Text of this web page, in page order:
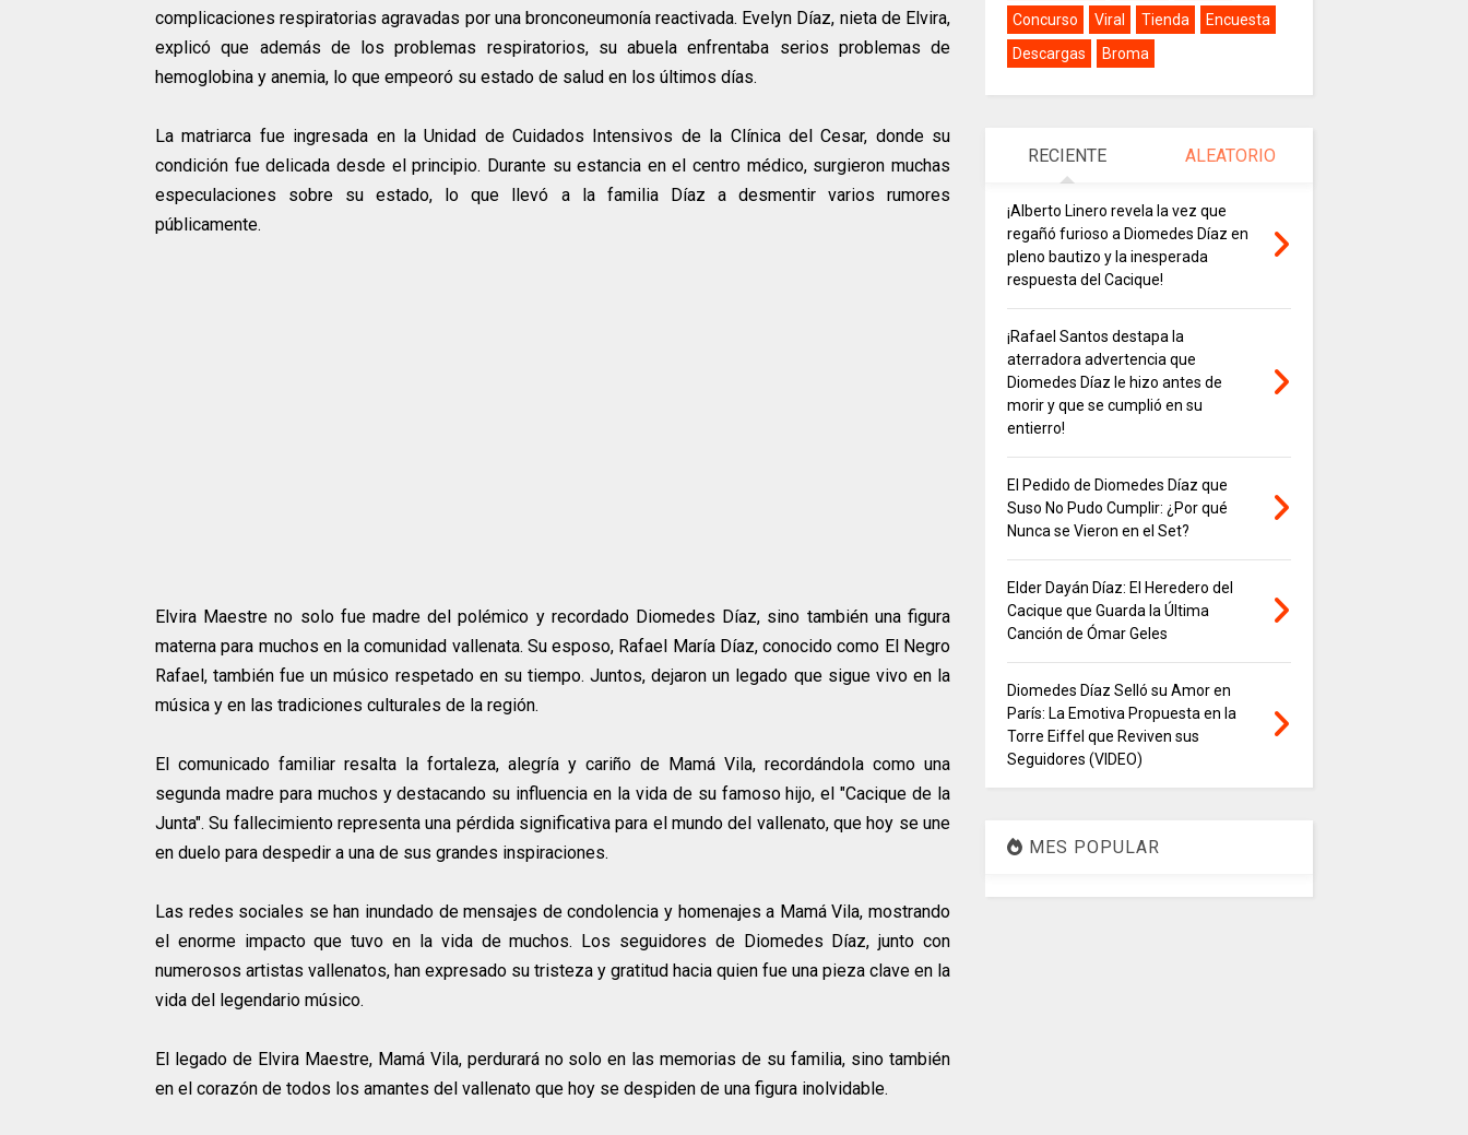
complicaciones respiratorias agravadas por una bronconeumonía reactivada. Evelyn Díaz, nieta de Elvira,
explicó que además de los problemas respiratorios, su abuela enfrentaba serios problemas de
hemoglobina y anemia, lo que empeoró su estado de salud en los últimos días.
La matriarca fue ingresada en la Unidad de Cuidados Intensivos de la Clínica del Cesar, donde su
condición fue delicada desde el principio. Durante su estancia en el centro médico, surgieron muchas
especulaciones sobre su estado, lo que llevó a la familia Díaz a desmentir varios rumores
públicamente.
Elvira Maestre no solo fue madre del polémico y recordado Diomedes Díaz, sino también una figura
materna para muchos en la comunidad vallenata. Su esposo, Rafael María Díaz, conocido como El Negro
Rafael, también fue un músico respetado en su tiempo. Juntos, dejaron un legado que sigue vivo en la
música y en las tradiciones culturales de la región.
El comunicado familiar resalta la fortaleza, alegría y cariño de Mamá Vila, recordándola como una
segunda madre para muchos y destacando su influencia en la vida de su famoso hijo, el "Cacique de la
Junta". Su fallecimiento representa una pérdida significativa para el mundo del vallenato, que hoy se une
en duelo para despedir a una de sus grandes inspiraciones.
Las redes sociales se han inundado de mensajes de condolencia y homenajes a Mamá Vila, mostrando
el enorme impacto que tuvo en la vida de muchos. Los seguidores de Diomedes Díaz, junto con
numerosos artistas vallenatos, han expresado su tristeza y gratitud hacia quien fue una pieza clave en la
vida del legendario músico.
El legado de Elvira Maestre, Mamá Vila, perdurará no solo en las memorias de su familia, sino también
en el corazón de todos los amantes del vallenato que hoy se despiden de una figura inolvidable.
Concurso
Viral Tienda
Encuesta
Descargas
Broma
RECIENTE ALEATORIO
¡Alberto Linero revela la vez que
regañó furioso a Diomedes Díaz en
pleno bautizo y la inesperada
respuesta del Cacique!
¡Rafael Santos destapa la
aterradora advertencia que
Diomedes Díaz le hizo antes de
morir y que se cumplió en su
entierro!
El Pedido de Diomedes Díaz que
Suso No Pudo Cumplir: ¿Por qué
Nunca se Vieron en el Set?
Elder Dayán Díaz: El Heredero del
Cacique que Guarda la Última
Canción de Ómar Geles
Diomedes Díaz Selló su Amor en
París: La Emotiva Propuesta en la
Torre Eiffel que Reviven sus
Seguidores (VIDEO)
MES POPULAR